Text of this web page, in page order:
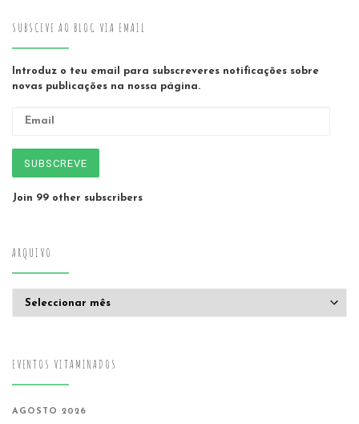
SUBSCEVE AO BLOG VIA EMAIL
Introduz o teu email para subscreveres notificações sobre
novas publicações na nossa página.
SUBSCREVE
Join 99 other subscribers
ARQUIVO
EVENTOS VITAMINADOS
AGOSTO 2026